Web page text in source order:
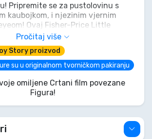
Pripremite se za pustolovinu s
kaubojkom, i njezinim vjernim
Ovaj Fisher-Price Little
paket donosi Divlji zapad ravno u
Uskočite u sedlo za beskrajnu
bilo da se radi o jahanju u zalazak
dana, ovo dvoje su uvijek
Pročitaj više
Story proizvod
su u originalnom tvorničkom pakiranju
omiljene Crtani film povezane
Figura!